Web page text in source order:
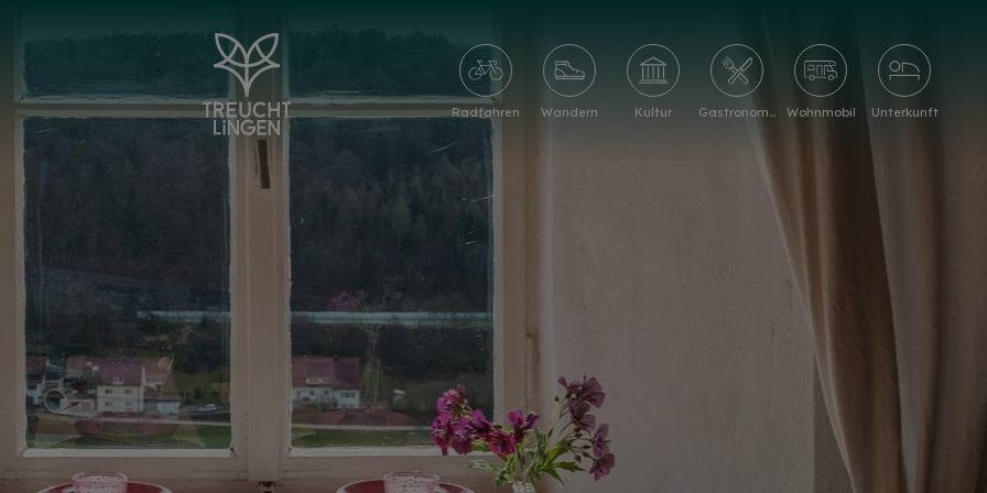
Radfahren Wandern Kultur Gastronomie Wohnmobil Unterkunft